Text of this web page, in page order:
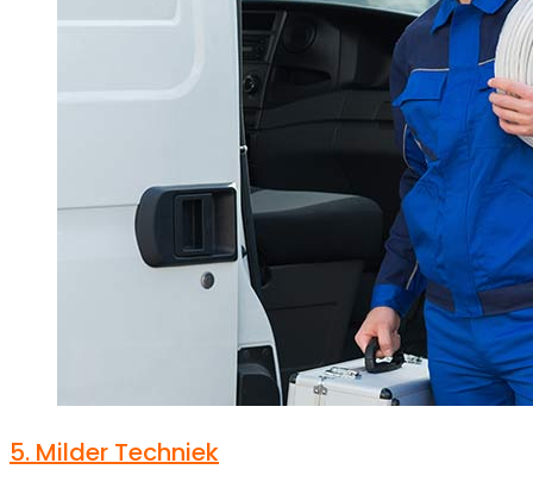
5. Milder Techniek